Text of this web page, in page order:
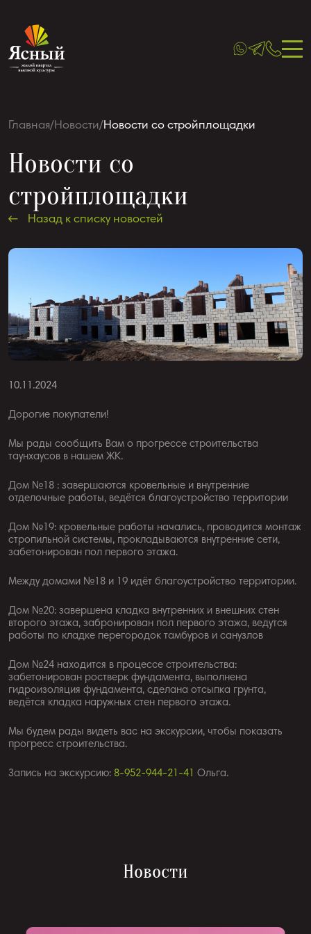
Главная/Новости/Новости со стройплощадки
Новости со
стройплощадки
Назад к списку новостей
10.11.2024
Дорогие покупатели!
Мы рады сообщить Вам о прогрессе строительства
таунхаусов в нашем ЖК.
Дом №18 : завершаются кровельные и внутренние
отделочные работы, ведётся благоустройство территории
Дом №19: кровельные работы начались, проводится монтаж
стропильной системы, прокладываются внутренние сети,
забетонирован пол первого этажа.
Между домами №18 и 19 идёт благоустройство территории.
Дом №20: завершена кладка внутренних и внешних стен
второго этажа, забронирован пол первого этажа, ведутся
работы по кладке перегородок тамбуров и санузлов
Дом №24 находится в процессе строительства:
забетонирован ростверк фундамента, выполнена
гидроизоляция фундамента, сделана отсыпка грунта,
ведётся кладка наружных стен первого этажа.
Мы будем рады видеть вас на экскурсии, чтобы показать
прогресс строительства.
Запись на экскурсию: 8-952-944-21-41 Ольга.
Новости